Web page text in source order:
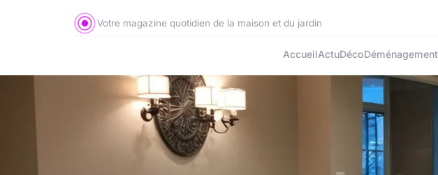
Votre magazine quotidien de la maison et du jardin
AccueilActuDécoDéménagement